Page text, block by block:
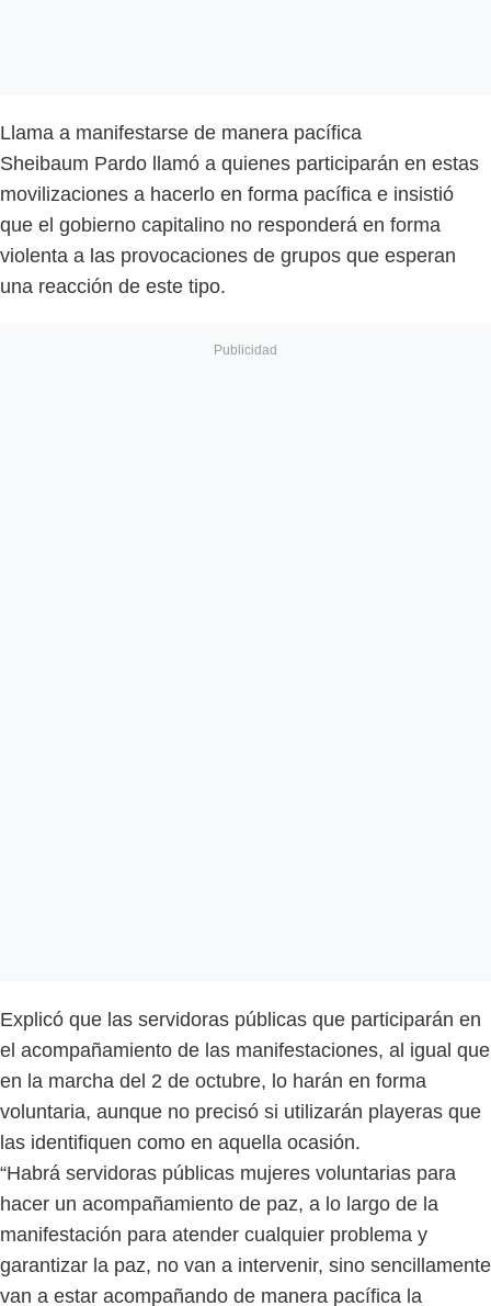
Llama a manifestarse de manera pacífica
Sheibaum Pardo llamó a quienes participarán en estas
movilizaciones a hacerlo en forma pacífica e insistió
que el gobierno capitalino no responderá en forma
violenta a las provocaciones de grupos que esperan
una reacción de este tipo.
Explicó que las servidoras públicas que participarán en
el acompañamiento de las manifestaciones, al igual que
en la marcha del 2 de octubre, lo harán en forma
voluntaria, aunque no precisó si utilizarán playeras que
las identifiquen como en aquella ocasión.
“Habrá servidoras públicas mujeres voluntarias para
hacer un acompañamiento de paz, a lo largo de la
manifestación para atender cualquier problema y
garantizar la paz, no van a intervenir, sino sencillamente
van a estar acompañando de manera pacífica la